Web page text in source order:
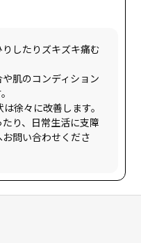
したりズキズキ痛む
肌のコンディション
徐々に改善します。
り、日常生活に支障
問い合わせくださ